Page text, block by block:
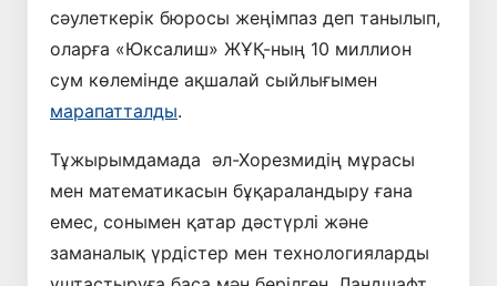
сәулеткерік бюросы жеңімпаз деп танылып,
оларға «Юксалиш» ЖҰҚ-ның 10 миллион
сум көлемінде ақшалай сыйлығымен
марапатталды.
Тұжырымдамада әл-Хорезмидің мұрасы
мен математикасын бұқараландыру ғана
емес, сонымен қатар дәстүрлі және
заманалық үрдістер мен технологияларды